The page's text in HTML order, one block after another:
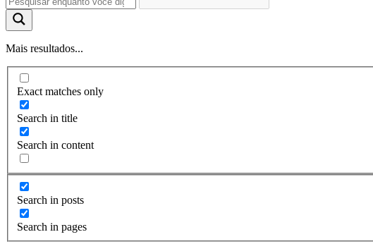
Mais resultados...
Exact matches only
Search in title
Search in content
Search in posts
Search in pages